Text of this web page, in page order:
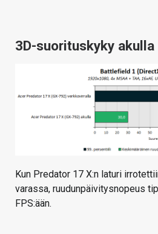
3D-suorituskyky akulla
Kun Predator 17 X:n laturi
varassa, ruudunpäivitysnopeus
FPS:ään.